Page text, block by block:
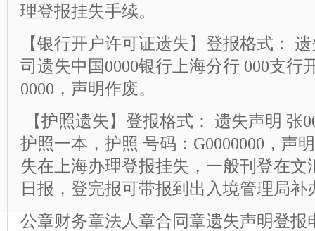
理登报挂失手续。
【银行开户许可证遗失】登报格式：
司遗失中国0000银行上海分行 000支行
0000，声明作废。
【护照遗失】登报格式： 遗失声明 张
护照一本，护照 号码：G0000000，声
失在上海办理登报挂失，一般刊登在文
日报，登完报可带报到出入境管理局补
公章财务章法人章合同章遗失声明登报